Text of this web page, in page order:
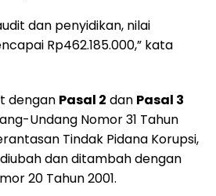
dan penyidikan, nilai
Rp462.185.000,” kata
dengan Pasal 2 dan Pasal 3
Undang Nomor 31 Tahun
Tindak Pidana Korupsi,
dan ditambah dengan
20 Tahun 2001.